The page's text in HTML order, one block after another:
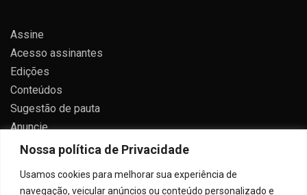
Nossa política de Privacidade
Usamos cookies para melhorar sua experiência de
navegação, veicular anúncios ou conteúdo personalizado e
Assine
Acesso assinantes
Edições
Conteúdos
Sugestão de pauta
Anuncie
Contato